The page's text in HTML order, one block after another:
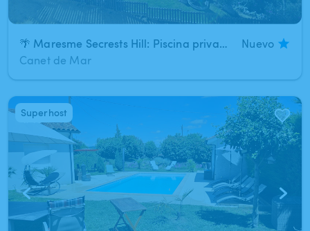
🌴 Maresme Secrests Hill: Piscina privada con vistas al Mediterraneo, bosque y total privacidad a 35Km de Barcelona
Nuevo
Canet de Mar
1/10
Superhost